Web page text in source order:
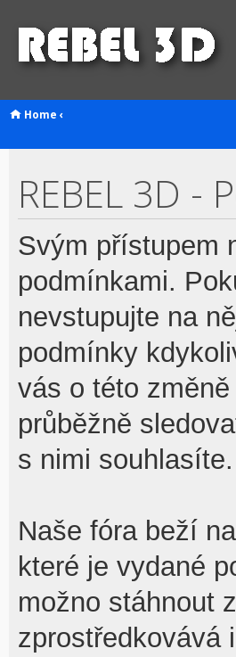
Home ‹
REBEL 3D -
Svým přístupem
podmínkami.
nevstupujte na
podmínky
vás o této
průběžně
s nimi souhlasíte.
Naše fóra beží
které je vydané
možno stáhnout z
zprostředkovává